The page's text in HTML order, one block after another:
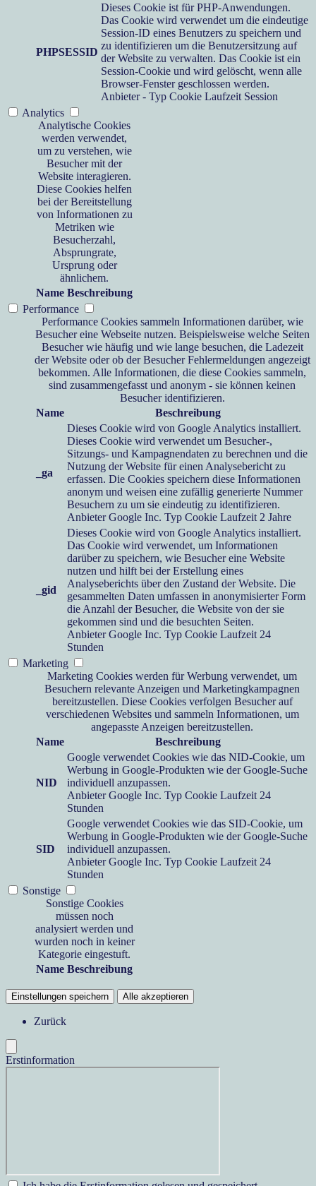
PHPSESSID
Dieses Cookie ist für PHP-Anwendungen.
Das Cookie wird verwendet um die eindeutige
Session-ID eines Benutzers zu speichern und
zu identifizieren um die Benutzersitzung auf
der Website zu verwalten. Das Cookie ist ein
Session-Cookie und wird gelöscht, wenn alle
Browser-Fenster geschlossen werden.
Anbieter - Typ Cookie Laufzeit Session
Analytics
Analytische Cookies
werden verwendet,
um zu verstehen, wie
Besucher mit der
Website interagieren.
Diese Cookies helfen
bei der Bereitstellung
von Informationen zu
Metriken wie
Besucherzahl,
Absprungrate,
Ursprung oder
ähnlichem.
Name Beschreibung
Performance
Performance Cookies sammeln Informationen darüber, wie
Besucher eine Webseite nutzen. Beispielsweise welche Seiten
Besucher wie häufig und wie lange besuchen, die Ladezeit
der Website oder ob der Besucher Fehlermeldungen angezeigt
bekommen. Alle Informationen, die diese Cookies sammeln,
sind zusammengefasst und anonym - sie können keinen
Besucher identifizieren.
Name
Beschreibung
_ga
Dieses Cookie wird von Google Analytics installiert.
Dieses Cookie wird verwendet um Besucher-,
Sitzungs- und Kampagnendaten zu berechnen und die
Nutzung der Website für einen Analysebericht zu
erfassen. Die Cookies speichern diese Informationen
anonym und weisen eine zufällig generierte Nummer
Besuchern zu um sie eindeutig zu identifizieren.
Anbieter Google Inc. Typ Cookie Laufzeit 2 Jahre
_gid
Dieses Cookie wird von Google Analytics installiert.
Das Cookie wird verwendet, um Informationen
darüber zu speichern, wie Besucher eine Website
nutzen und hilft bei der Erstellung eines
Analyseberichts über den Zustand der Website. Die
gesammelten Daten umfassen in anonymisierter Form
die Anzahl der Besucher, die Website von der sie
gekommen sind und die besuchten Seiten.
Anbieter Google Inc. Typ Cookie Laufzeit 24
Stunden
Marketing
Marketing Cookies werden für Werbung verwendet, um
Besuchern relevante Anzeigen und Marketingkampagnen
bereitzustellen. Diese Cookies verfolgen Besucher auf
verschiedenen Websites und sammeln Informationen, um
angepasste Anzeigen bereitzustellen.
Name
Beschreibung
NID
Google verwendet Cookies wie das NID-Cookie, um
Werbung in Google-Produkten wie der Google-Suche
individuell anzupassen.
Anbieter Google Inc. Typ Cookie Laufzeit 24
Stunden
SID
Google verwendet Cookies wie das SID-Cookie, um
Werbung in Google-Produkten wie der Google-Suche
individuell anzupassen.
Anbieter Google Inc. Typ Cookie Laufzeit 24
Stunden
Sonstige
Sonstige Cookies
müssen noch
analysiert werden und
wurden noch in keiner
Kategorie eingestuft.
Name Beschreibung
Einstellungen speichern Alle akzeptieren
Zurück
Erstinformation